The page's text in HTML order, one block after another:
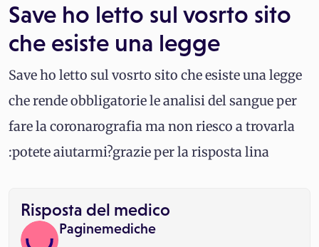
Save ho letto sul vosrto sito
che esiste una legge
Save ho letto sul vosrto sito che esiste una legge
che rende obbligatorie le analisi del sangue per
fare la coronarografia ma non riesco a trovarla
:potete aiutarmi?grazie per la risposta lina
Risposta del medico
Paginemediche